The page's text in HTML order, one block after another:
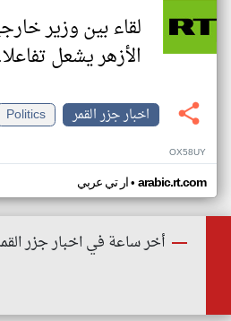
لقاء بين وزير
الأزهر يشعل
اخبار جزر القمر
Politics
OX58UY
ار تي عربي• arabic.rt.com
أخر ساعة في اخبار جزر